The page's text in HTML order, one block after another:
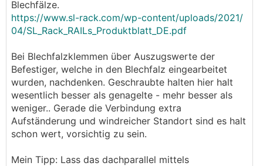
Blechfälze.
https://www.sl-rack.com/wp-content/uploads/2021/
04/SL_Rack_RAILs_Produktblatt_DE.pdf
Bei Blechfalzklemmen über Auszugswerte der
Befestiger, welche in den Blechfalz eingearbeitet
wurden, nachdenken. Geschraubte halten hier halt
wesentlich besser als genagelte - mehr besser als
weniger.. Gerade die Verbindung extra
Aufständerung und windreicher Standort sind es halt
schon wert, vorsichtig zu sein.
Mein Tipp: Lass das dachparallel mittels